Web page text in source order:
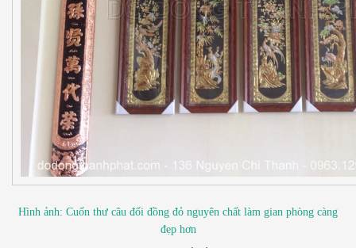
Hình ảnh: Cuốn thư câu đối đồng đỏ nguyên chất làm gian phòng càng
đẹp hơn